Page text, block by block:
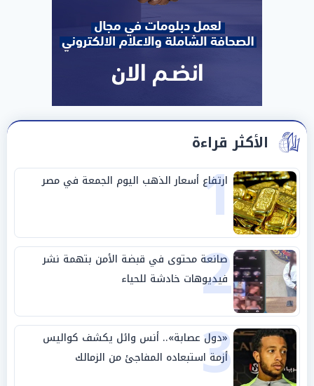
الأكثر قراءة
1
ارتفاع أسعار الذهب اليوم الجمعة في مصر
2
صانعة محتوى في قبضة الأمن بتهمة نشر
فيديوهات خادشة للحياء
3
«دول عصابة».. أنس وائل يكشف كواليس
أزمة استبعاده المفاجئ من الزمالك